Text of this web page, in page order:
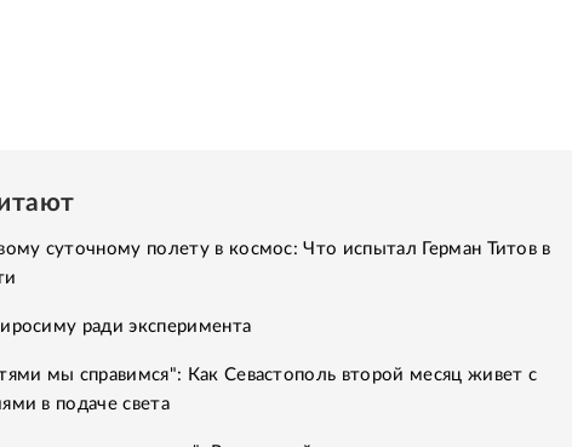
суточному полету в космос: Что испытал Герман Титов в
ради эксперимента
мы справимся": Как Севастополь второй месяц живет с
в подаче света